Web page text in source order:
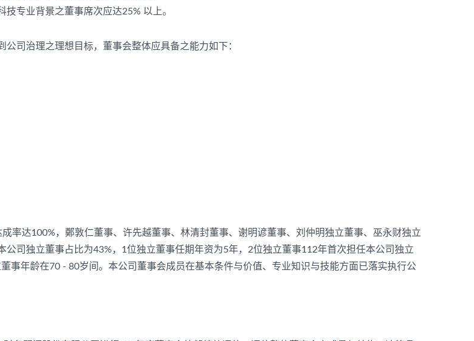
专业背景之董事席次应达25% 以上。
司治理之理想目标，董事会整体应具备之能力如下：
率达100%，鄭敦仁董事、许先越董事、林清封董事、谢明谚董事、刘仲明独立董事、巫永财独立
司独立董事占比为43%，1位独立董事任期年资为5年，2位独立董事112年首次担任本公司独立
事年龄在70 - 80岁间。本公司董事会成员在基本条件与价值、专业知识与技能方面已落实执行公